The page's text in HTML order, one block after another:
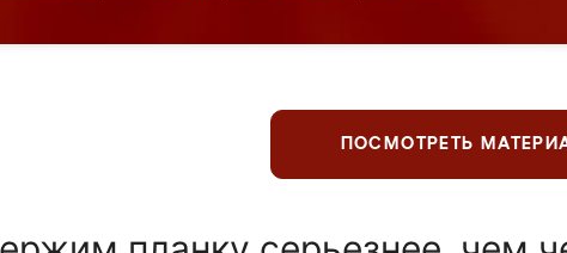
ПОСМОТРЕТЬ